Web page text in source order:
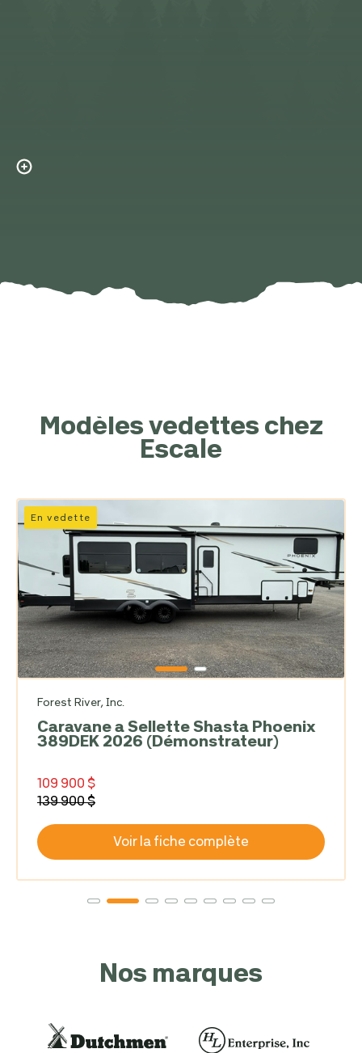
Modèles vedettes chez
Escale
En vedette
Forest River, Inc.
Caravane a Sellette Shasta Phoenix
389DEK 2026 (Démonstrateur)
139 900 $
109 900 $
Voir la fiche complète
Nos marques